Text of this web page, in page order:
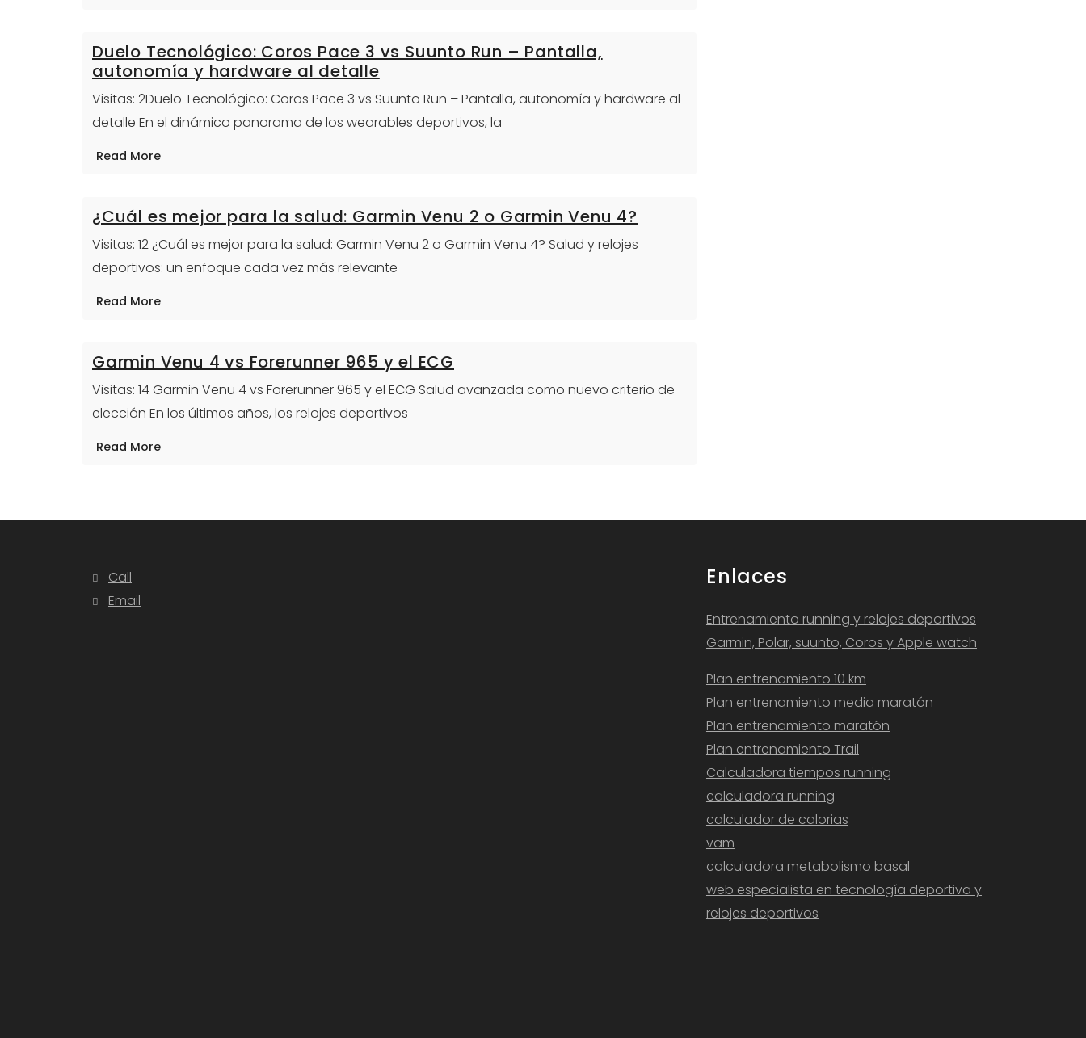
Duelo Tecnológico: Coros Pace 3 vs Suunto Run – Pantalla,
autonomía y hardware al detalle
Visitas: 2Duelo Tecnológico: Coros Pace 3 vs Suunto Run – Pantalla, autonomía y hardware al
detalle En el dinámico panorama de los wearables deportivos, la
Read More
¿Cuál es mejor para la salud: Garmin Venu 2 o Garmin Venu 4?
Visitas: 12 ¿Cuál es mejor para la salud: Garmin Venu 2 o Garmin Venu 4? Salud y relojes
deportivos: un enfoque cada vez más relevante
Read More
Garmin Venu 4 vs Forerunner 965 y el ECG
Visitas: 14 Garmin Venu 4 vs Forerunner 965 y el ECG Salud avanzada como nuevo criterio de
elección En los últimos años, los relojes deportivos
Read More
Call
Email
Enlaces
Entrenamiento running y relojes deportivos
Garmin, Polar, suunto, Coros y Apple watch
Plan entrenamiento 10 km
Plan entrenamiento media maratón
Plan entrenamiento maratón
Plan entrenamiento Trail
Calculadora tiempos running
calculadora running
calculador de calorias
vam
calculadora metabolismo basal
web especialista en tecnología deportiva y
relojes deportivos